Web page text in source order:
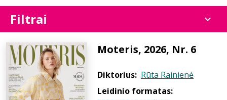
Filtrai
Moteris, 2026, Nr. 6
Diktorius: Rūta Rainienė
Leidinio formatas: